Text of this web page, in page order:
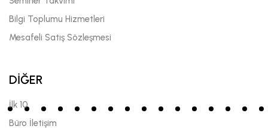
Bilgi Toplumu Hizmetleri
Mesafeli Satış Sözleşmesi
DİĞER
İlk 10
Büro İletişim